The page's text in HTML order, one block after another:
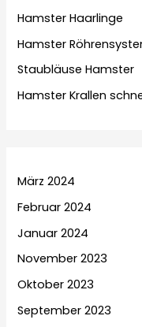
Hamster Haarlinge
Hamster
Staubläuse Hamster
Hamster Krallen
März 2024
Februar 2024
Januar 2024
November 2023
Oktober 2023
September 2023